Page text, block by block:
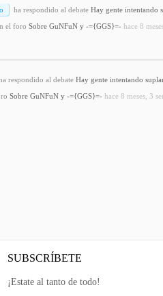
ha respondido al debate Hay gente intentando
el foro Sobre GuNFuN y -={GGS}=- hace 8
respondido al debate Hay gente intentando
Sobre GuNFuN y -={GGS}=- hace 8 meses, 3
SUBSCRÍBETE
¡Estate al tanto de todo!